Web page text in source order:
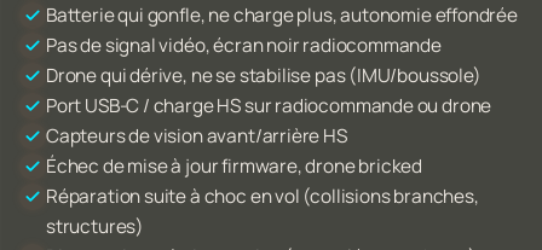
Batterie qui gonfle, ne charge plus, autonomie effondrée
Pas de signal vidéo, écran noir radiocommande
Drone qui dérive, ne se stabilise pas (IMU/boussole)
Port USB-C / charge HS sur radiocommande ou drone
Capteurs de vision avant/arrière HS
Échec de mise à jour firmware, drone bricked
Réparation suite à choc en vol (collisions branches,
structures)